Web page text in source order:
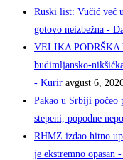
Ruski list: Vučić već
gotovo neizbežna -
VELIKA PODRŠKA
budimljansko-
- Kurir avgust 6,
Pakao u Srbiji počeo
stepeni, popodne
RHMZ izdao hitno
je ekstremno opasan